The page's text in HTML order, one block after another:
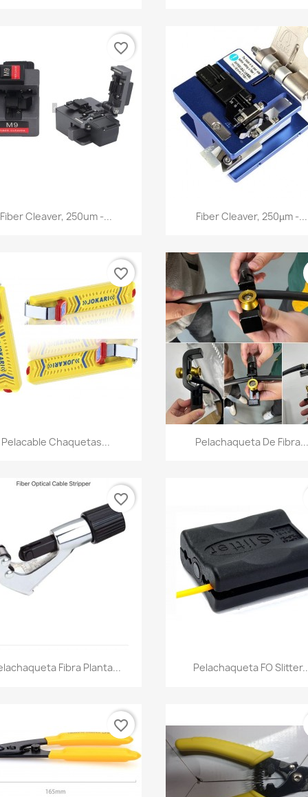
Vista rápida
Fiber Cleaver, 250um -...
favorite_border
Vista rápida
Fiber Cleaver, 250µm -...
Vista rápida
Pelacable Chaquetas...
favorite_border
Vista rápida
Pelachaqueta De Fibra...
Vista rápida
Fibra Planta...
favorite_border
Vista rápida
Pelachaqueta FO
favorite_border